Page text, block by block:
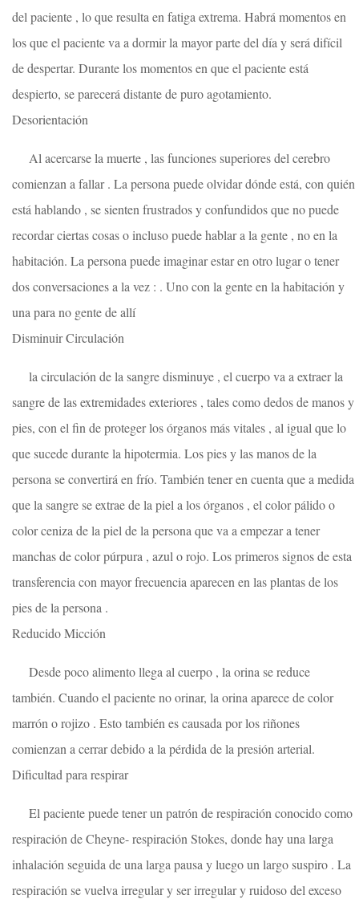
del paciente , lo que resulta en fatiga extrema. Habrá momentos en
los que el paciente va a dormir la mayor parte del día y será difícil
de despertar. Durante los momentos en que el paciente está
despierto, se parecerá distante de puro agotamiento.
Desorientación
Al acercarse la muerte , las funciones superiores del cerebro
comienzan a fallar . La persona puede olvidar dónde está, con quién
está hablando , se sienten frustrados y confundidos que no puede
recordar ciertas cosas o incluso puede hablar a la gente , no en la
habitación. La persona puede imaginar estar en otro lugar o tener
dos conversaciones a la vez : . Uno con la gente en la habitación y
una para no gente de allí
Disminuir Circulación
la circulación de la sangre disminuye , el cuerpo va a extraer la
sangre de las extremidades exteriores , tales como dedos de manos y
pies, con el fin de proteger los órganos más vitales , al igual que lo
que sucede durante la hipotermia. Los pies y las manos de la
persona se convertirá en frío. También tener en cuenta que a medida
que la sangre se extrae de la piel a los órganos , el color pálido o
color ceniza de la piel de la persona que va a empezar a tener
manchas de color púrpura , azul o rojo. Los primeros signos de esta
transferencia con mayor frecuencia aparecen en las plantas de los
pies de la persona .
Reducido Micción
Desde poco alimento llega al cuerpo , la orina se reduce
también. Cuando el paciente no orinar, la orina aparece de color
marrón o rojizo . Esto también es causada por los riñones
comienzan a cerrar debido a la pérdida de la presión arterial.
Dificultad para respirar
El paciente puede tener un patrón de respiración conocido como
respiración de Cheyne- respiración Stokes, donde hay una larga
inhalación seguida de una larga pausa y luego un largo suspiro . La
respiración se vuelva irregular y ser irregular y ruidoso del exceso